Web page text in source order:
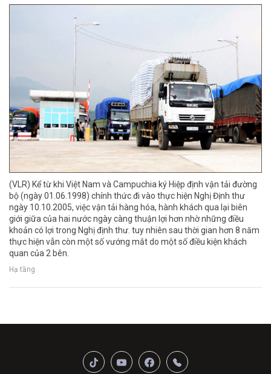
(VLR) Kể từ khi Việt Nam và Campuchia ký Hiệp định vận tải đường
bộ (ngày 01.06.1998) chính thức đi vào thực hiện Nghị Định thư
ngày 10.10.2005, việc vận tải hàng hóa, hành khách qua lại biên
giới giữa của hai nước ngày càng thuận lợi hơn nhờ những điều
khoản có lợi trong Nghị định thư. tuy nhiên sau thời gian hơn 8 năm
thực hiện vẫn còn một số vướng mắt do một số điều kiện khách
quan của 2 bên.
Hạ tầng